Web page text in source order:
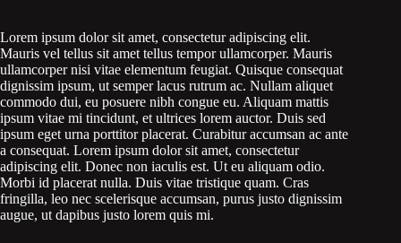
Lorem ipsum dolor sit amet, consectetur adipiscing elit.
Mauris vel tellus sit amet tellus tempor ullamcorper. Mauris
ullamcorper nisi vitae elementum feugiat. Quisque consequat
dignissim ipsum, ut semper lacus rutrum ac. Nullam aliquet
commodo dui, eu posuere nibh congue eu. Aliquam mattis
ipsum vitae mi tincidunt, et ultrices lorem auctor. Duis sed
ipsum eget urna porttitor placerat. Curabitur accumsan ac ante
a consequat. Lorem ipsum dolor sit amet, consectetur
adipiscing elit. Donec non iaculis est. Ut eu aliquam odio.
Morbi id placerat nulla. Duis vitae tristique quam. Cras
fringilla, leo nec scelerisque accumsan, purus justo dignissim
augue, ut dapibus justo lorem quis mi.